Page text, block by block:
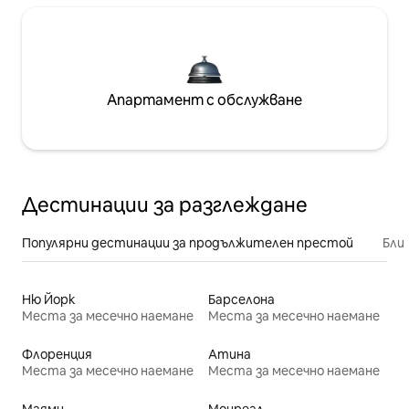
Апартамент с обслужване
Дестинации за разглеждане
Популярни дестинации за продължителен престой
Ню Йорк
Места за месечно наемане
Барселона
Места за месечно наемане
Флоренция
Места за месечно наемане
Атина
Места за месечно наемане